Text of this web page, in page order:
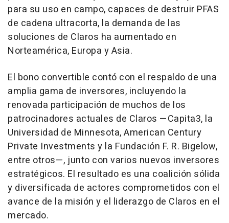
para su uso en campo, capaces de destruir PFAS
de cadena ultracorta, la demanda de las
soluciones de Claros ha aumentado en
Norteamérica, Europa yAsia.
El bono convertible contó con el respaldo de una
amplia gama de inversores, incluyendo la
renovada participación de muchos de los
patrocinadores actuales de Claros —Capita3, la
Universidad de Minnesota, American Century
Private Investments y la Fundación F. R. Bigelow,
entre otros—, junto con varios nuevos inversores
estratégicos. El resultado es una coalición sólida
y diversificada de actores comprometidos con el
avance de la misión y el liderazgo de Claros en el
mercado.